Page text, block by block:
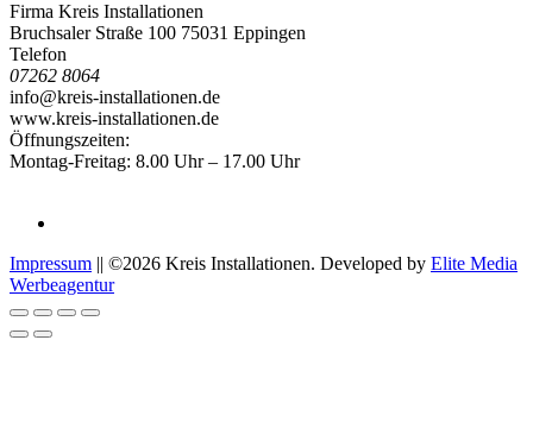
Firma Kreis Installationen
Bruchsaler Straße 100 75031 Eppingen
Telefon
07262 8064
info@kreis-installationen.de
www.kreis-installationen.de
Öffnungszeiten:
Montag-Freitag: 8.00 Uhr – 17.00 Uhr
Impressum || ©2026 Kreis Installationen. Developed by Elite Media
Werbeagentur